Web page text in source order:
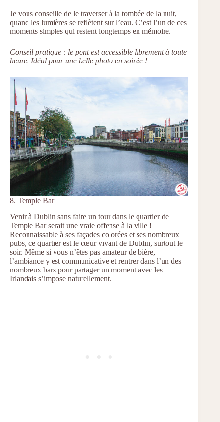
Je vous conseille de le traverser à la tombée de la nuit,
quand les lumières se reflètent sur l’eau. C’est l’un de ces
moments simples qui restent longtemps en mémoire.
Conseil pratique : le pont est accessible librement à toute
heure. Idéal pour une belle photo en soirée !
8. Temple Bar
Venir à Dublin sans faire un tour dans le quartier de
Temple Bar serait une vraie offense à la ville !
Reconnaissable à ses façades colorées et ses nombreux
pubs, ce quartier est le cœur vivant de Dublin, surtout le
soir. Même si vous n’êtes pas amateur de bière,
l’ambiance y est communicative et rentrer dans l’un des
nombreux bars pour partager un moment avec les
Irlandais s’impose naturellement.